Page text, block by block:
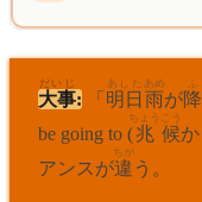
大事
だいじ
: 「 明日
あした
雨
あめ
が降
ふ
be going to (兆
ちょう
候
こう
アンスが違
ちが
う。